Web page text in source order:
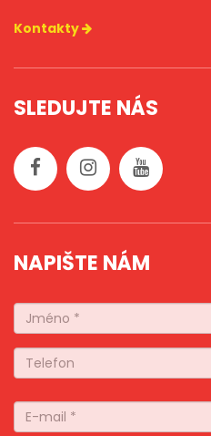
Kontakty
SLEDUJTE NÁS
NAPIŠTE NÁM